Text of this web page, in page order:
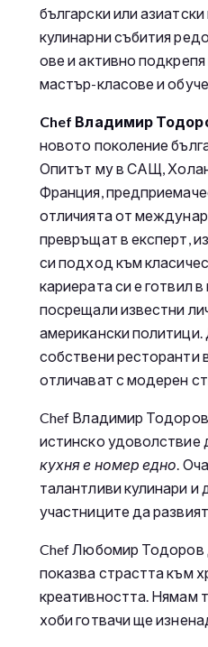
български или
кулинарни събития
ове и активно
мастър-класове и
Chef Владимир
новото поколение
Опитът му в САЩ,
Франция,
отличията от
превръщат в експерт,
си подход към
кариерата си е готвил
посрещали известни
американски политици.
собствени ресторанти
отличават с модерен
Chef Владимир
истинско удоволствие
кухня е номер едно.
талантливи кулинари и
участниците да
Chef Любомир Тодоров
показва страстта към
креативността. Нямам
хоби готвачи ще